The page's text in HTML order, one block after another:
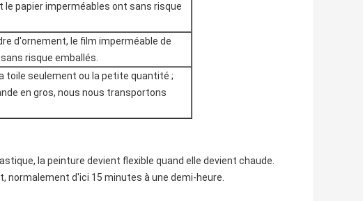
le papier imperméables ont sans risque
d'ornement, le film imperméable de
risque emballés.
toile seulement ou la petite quantité ;
en gros, nous nous transportons
la peinture devient flexible quand elle devient chaude.
normalement d'ici 15 minutes à une demi-heure.